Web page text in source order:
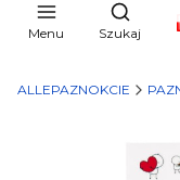
Menu
Otwórz
Szukaj
ALLEPAZNOKCIE